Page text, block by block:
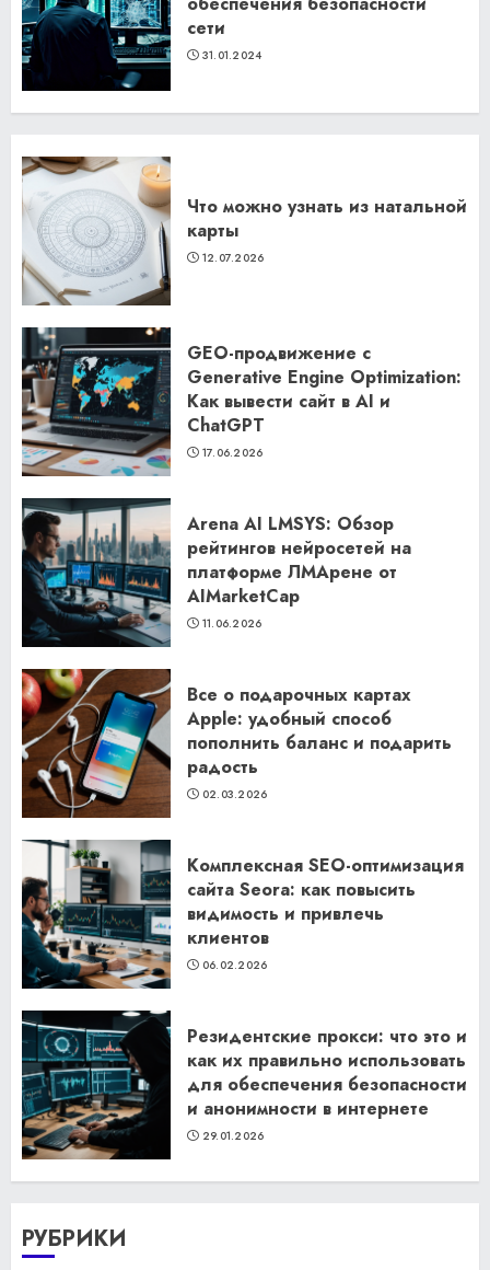
сети
31.01.2024
Что можно узнать из натальной
карты
12.07.2026
GEO-продвижение с
Generative Engine Optimization:
Как вывести сайт в AI и
ChatGPT
17.06.2026
Arena AI LMSYS: Обзор
рейтингов нейросетей на
платформе ЛМАрене от
AIMarketCap
11.06.2026
Все о подарочных картах
Apple: удобный способ
пополнить баланс и подарить
радость
02.03.2026
Комплексная SEO-оптимизация
сайта Seora: как повысить
видимость и привлечь
клиентов
06.02.2026
Резидентские прокси: что это и
как их правильно использовать
для обеспечения безопасности
и анонимности в интернете
29.01.2026
РУБРИКИ